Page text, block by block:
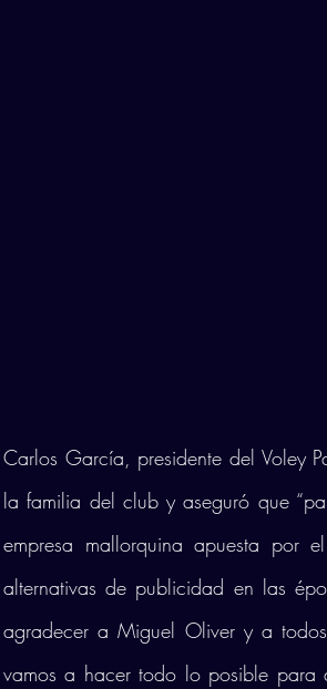
Carlos García, presidente del Voley
la familia del club y aseguró que
empresa mallorquina apuesta por
alternativas de publicidad en las
agradecer a Miguel Oliver y a
vamos a hacer todo lo posible para